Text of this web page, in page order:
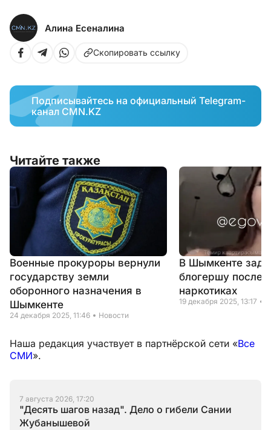
Алина Есеналина
Скопировать ссылку
Подписывайтесь на официальный Telegram-
канал CMN.KZ
Читайте также
Военные прокуроры вернули
государству земли
оборонного назначения в
Шымкенте
24 декабря 2025, 11:46 Новости
В Шымкенте
блогершу после
наркотиках
19 декабря 2025, 13:17
Наша редакция участвует в партнёрской сети «Все
СМИ».
7 августа 2026, 17:20
"Десять шагов назад". Дело о гибели Сании
Жубанышевой